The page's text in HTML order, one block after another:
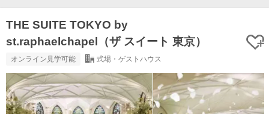
THE SUITE TOKYO by
st.raphaelchapel（ザ スイート 東京）
オンライン見学可能 式場・ゲストハウス